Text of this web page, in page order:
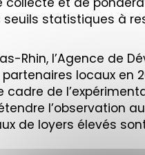
statistiques à
Rhin, l’Agence de
locaux en
de
l’observation
de loyers élevés